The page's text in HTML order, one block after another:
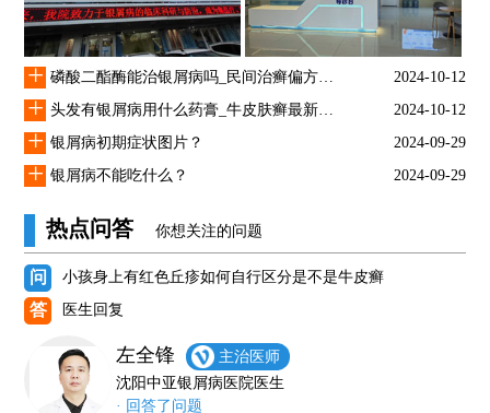
+ 磷酸二酯酶能治银屑病吗_民间治癣偏方大全 2024-10-12
+ 头发有银屑病用什么药膏_牛皮肤癣最新治疗方法 2024-10-12
+ 银屑病初期症状图片？ 2024-09-29
+ 银屑病不能吃什么？ 2024-09-29
热点问答 你想关注的问题
问 小孩身上有红色丘疹如何自行区分是不是牛皮癣
答 医生回复
左全锋
主治医师
沈阳中亚银屑病医院医生
· 回答了问题